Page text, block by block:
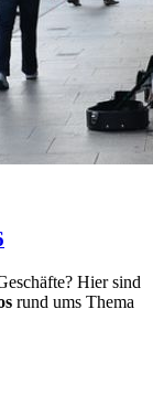
Hier sind
rund ums Thema